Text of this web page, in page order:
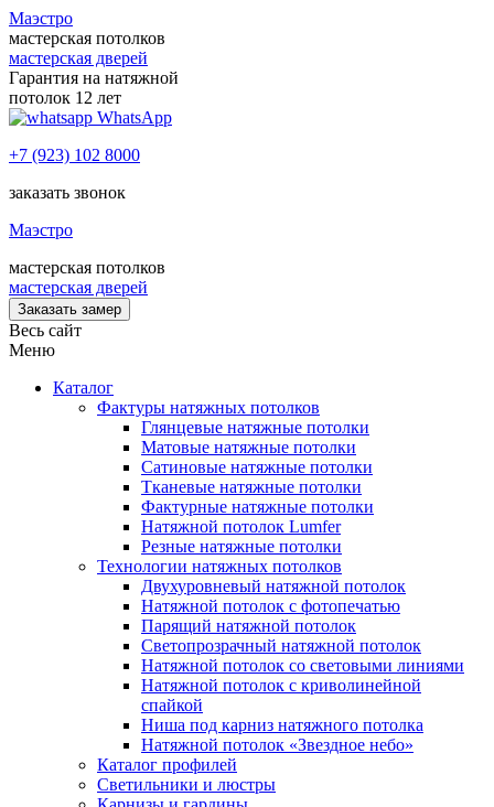
Маэстро
мастерская потолков
мастерская дверей
Гарантия на натяжной
потолок 12 лет
WhatsApp
+7 (923) 102 8000
заказать звонок
Маэстро
мастерская потолков
мастерская дверей
Заказать замер
Весь сайт
Меню
Каталог
Фактуры натяжных потолков
Глянцевые натяжные потолки
Матовые натяжные потолки
Сатиновые натяжные потолки
Тканевые натяжные потолки
Фактурные натяжные потолки
Натяжной потолок Lumfer
Резные натяжные потолки
Технологии натяжных потолков
Двухуровневый натяжной потолок
Натяжной потолок с фотопечатью
Парящий натяжной потолок
Светопрозрачный натяжной потолок
Натяжной потолок со световыми линиями
Натяжной потолок с криволинейной
спайкой
Ниша под карниз натяжного потолка
Натяжной потолок «Звездное небо»
Каталог профилей
Светильники и люстры